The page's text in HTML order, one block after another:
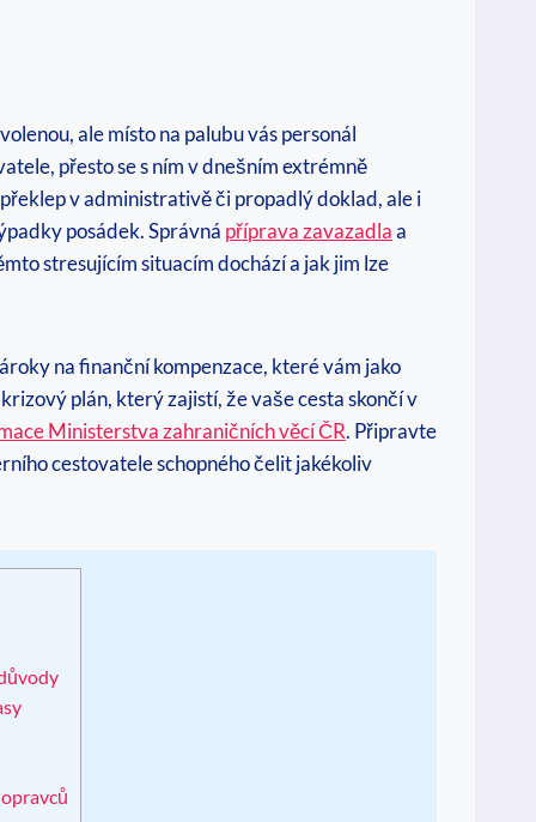
ale místo na palubu vás personál
přesto se s ním v dnešním extrémně
v administrativě či propadlý doklad, ale i
posádek. Správná příprava zavazadlaa
stresujícím situacím dochází a jak jim lze
na finanční kompenzace, které vám jako
plán, který zajistí, že vaše cesta skončí v
Ministerstva zahraničních věcí ČR. Připravte
cestovatele schopného čelit jakékoliv